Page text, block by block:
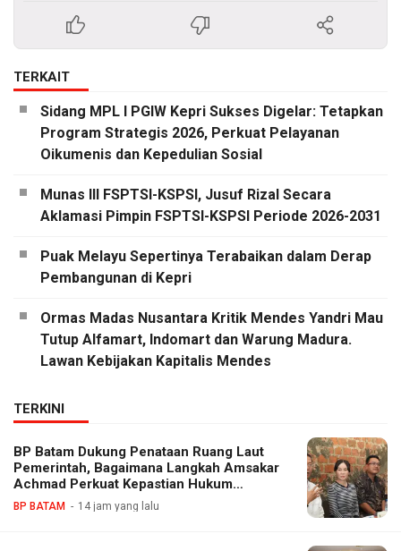
TERKAIT
Sidang MPL I PGIW Kepri Sukses Digelar: Tetapkan
Program Strategis 2026, Perkuat Pelayanan
Oikumenis dan Kepedulian Sosial
Munas III FSPTSI-KSPSI, Jusuf Rizal Secara
Aklamasi Pimpin FSPTSI-KSPSI Periode 2026-2031
Puak Melayu Sepertinya Terabaikan dalam Derap
Pembangunan di Kepri
Ormas Madas Nusantara Kritik Mendes Yandri Mau
Tutup Alfamart, Indomart dan Warung Madura.
Lawan Kebijakan Kapitalis Mendes
TERKINI
BP Batam Dukung Penataan Ruang Laut
Pemerintah, Bagaimana Langkah Amsakar
Achmad Perkuat Kepastian Hukum
Investasi?
BP BATAM 14 jam yang lalu